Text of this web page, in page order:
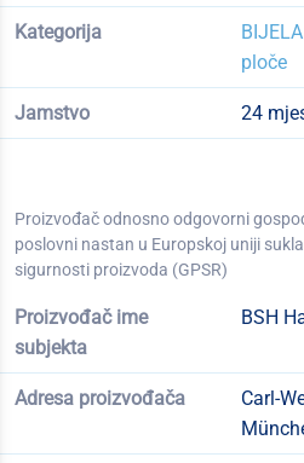
Kategorija
ploče
Jamstvo 24
Proizvođač odnosno odgovorni
poslovni nastan u Europskoj uniji
sigurnosti proizvoda (GPSR)
Proizvođač ime
subjekta
BSH
Adresa proizvođača
Carl-